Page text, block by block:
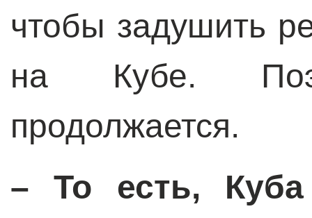
чтобы задушить
на Кубе.
продолжается.
– То есть,